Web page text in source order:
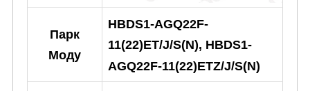
Парк
Моду
HBDS1-AGQ22F-
11(22)ET/J/S(N), HBDS1-
AGQ22F-11(22)ETZ/J/S(N)